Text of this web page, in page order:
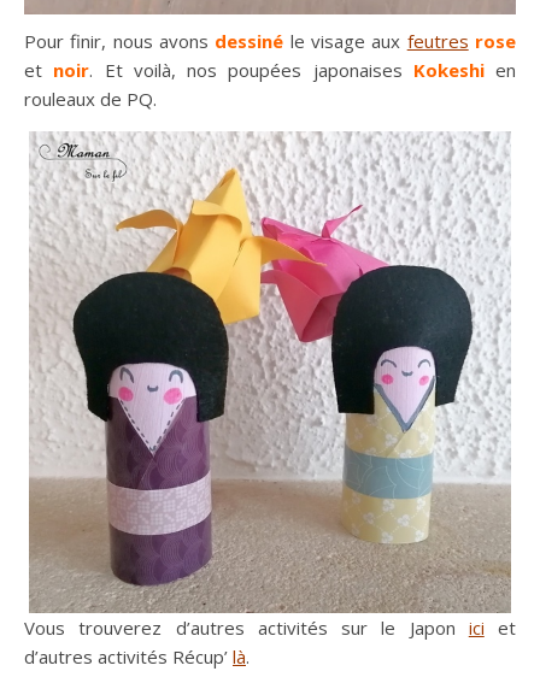
Pour finir, nous avons dessiné le visage aux feutres rose
et noir. Et voilà, nos poupées japonaises Kokeshi en
rouleaux de PQ.
Vous trouverez d’autres activités sur le Japon ici et
d’autres activités Récup’ là.